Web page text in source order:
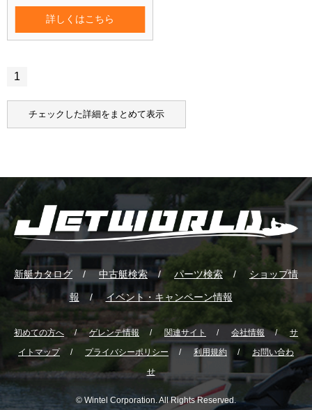
詳しくはこちら
1
チェックした詳細をまとめて表示
新艇カタログ 中古艇検索 パーツ検索 ショップ情
報 イベント・キャンペーン情報
初めての方へ ゲレンテ情報 関連サイト 会社情報
サ
イトマップ
プライバシーポリシー 利用規約
お問い合わ
せ
© Wintel Corporation. All Rights Reserved.